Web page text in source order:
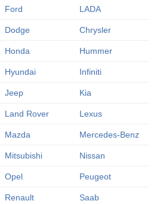
Ford LADA
Dodge Chrysler
Honda Hummer
Hyundai Infiniti
Jeep Kia
Land Rover Lexus
Mazda Mercedes-Benz
Mitsubishi Nissan
Opel Peugeot
Renault Saab